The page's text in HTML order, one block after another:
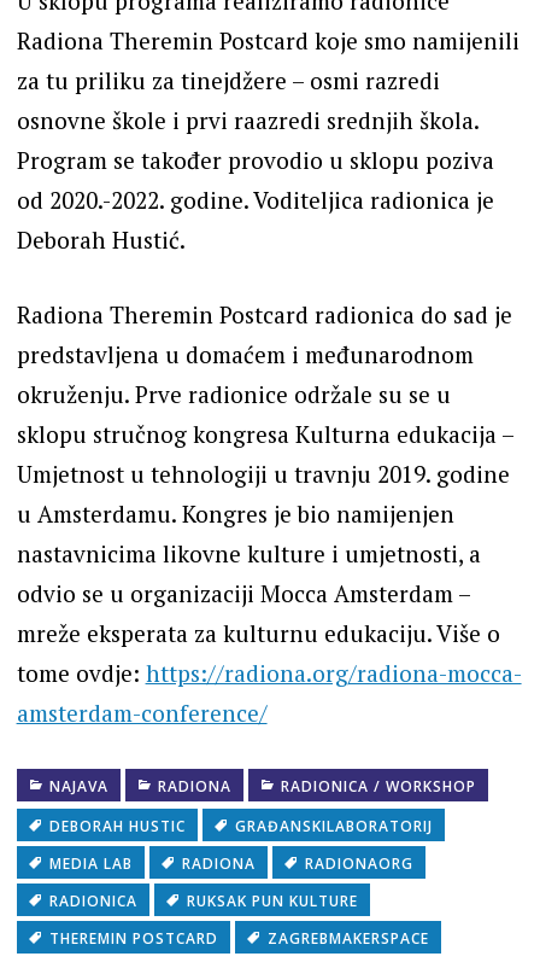
Radiona Theremin Postcard koje smo namijenili
za tu priliku za tinejdžere – osmi razredi
osnovne škole i prvi raazredi srednjih škola.
Program se također provodio u sklopu poziva
od 2020.-2022. godine. Voditeljica radionica je
Deborah Hustić.
Radiona Theremin Postcard radionica do sad je
predstavljena u domaćem i međunarodnom
okruženju. Prve radionice održale su se u
sklopu stručnog kongresa Kulturna edukacija –
Umjetnost u tehnologiji u travnju 2019. godine
u Amsterdamu. Kongres je bio namijenjen
nastavnicima likovne kulture i umjetnosti, a
odvio se u organizaciji Mocca Amsterdam –
mreže eksperata za kulturnu edukaciju. Više o
tome ovdje: https://radiona.org/radiona-mocca-
amsterdam-conference/
NAJAVA RADIONA
RADIONICA / WORKSHOP
DEBORAH HUSTIC
GRAĐANSKILABORATORIJ
MEDIA LAB
RADIONA
RADIONAORG
RADIONICA
RUKSAK PUN KULTURE
THEREMIN POSTCARD
ZAGREBMAKERSPACE